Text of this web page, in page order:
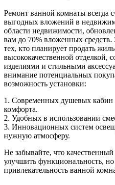
Ремонт ванной комнаты всегда
выгодных вложений в
области недвижимости,
вам до 70% вложенных средств.
тех, кто планирует продать
высококачественной отделкой,
изделиями и стильными
внимание потенциальных
возможность установки:
1. Современных душевых
комфорта.
2. Удобных в использовании
3. Инновационных систем
нужную атмосферу.
Не забывайте, что
улучшить функциональность,
привлекательность ванной